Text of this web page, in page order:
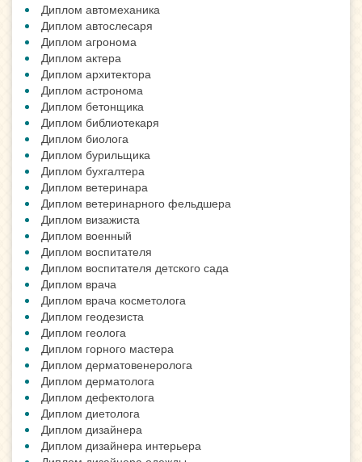
Диплом автомеханика
Диплом автослесаря
Диплом агронома
Диплом актера
Диплом архитектора
Диплом астронома
Диплом бетонщика
Диплом библиотекаря
Диплом биолога
Диплом бурильщика
Диплом бухгалтера
Диплом ветеринара
Диплом ветеринарного фельдшера
Диплом визажиста
Диплом военный
Диплом воспитателя
Диплом воспитателя детского сада
Диплом врача
Диплом врача косметолога
Диплом геодезиста
Диплом геолога
Диплом горного мастера
Диплом дерматовенеролога
Диплом дерматолога
Диплом дефектолога
Диплом диетолога
Диплом дизайнера
Диплом дизайнера интерьера